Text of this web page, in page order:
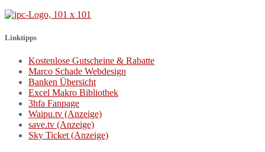
Linktipps
Kostenlose Gutscheine & Rabatte
Marco Schade Webdesign
Banken Übersicht
Excel Makro Bibliothek
3hfa Fanpage
Waipu.tv (Anzeige)
save.tv (Anzeige)
Sky Ticket (Anzeige)